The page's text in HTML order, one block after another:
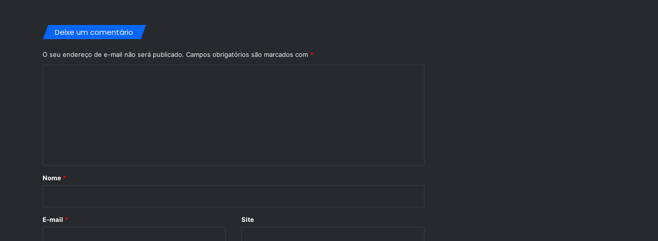
Deixe um comentário
O seu endereço de e-mail não será publicado. Campos obrigatórios são marcados com *
r
*
Nome *
E-mail * Site